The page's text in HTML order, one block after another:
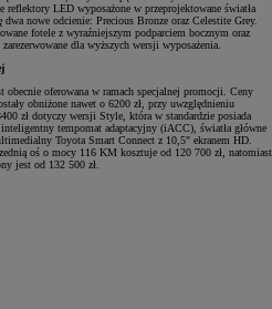
reflektory LED wyposażone w przeprojektowane światła
nowe odcienie: Precious Bronze oraz Celestite Grey.
fotele z wyraźniejszym podparciem bocznym oraz
dla wyższych wersji wyposażenia.
oferowana w ramach specjalnej promocji. Ceny
obniżone nawet o 6200 zł, przy uwzględnieniu
zł dotyczy wersji Style, która w standardzie posiada
tempomat adaptacyjny (iACC), światła główne
Toyota Smart Connect z 10,5" ekranem HD.
oś o mocy 116 KM kosztuje od 120 700 zł, natomiast
jest od 132 500 zł.